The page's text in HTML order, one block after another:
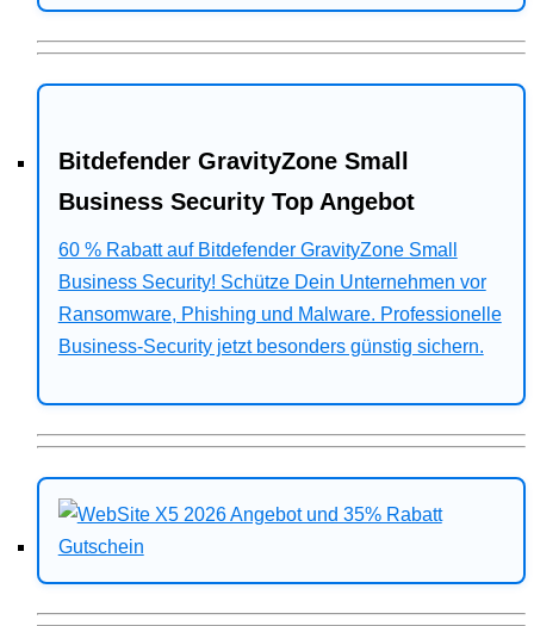
Bitdefender GravityZone Small
Business Security Top Angebot
60 % Rabatt auf Bitdefender GravityZone Small
Business Security! Schütze Dein Unternehmen vor
Ransomware, Phishing und Malware. Professionelle
Business-Security jetzt besonders günstig sichern.